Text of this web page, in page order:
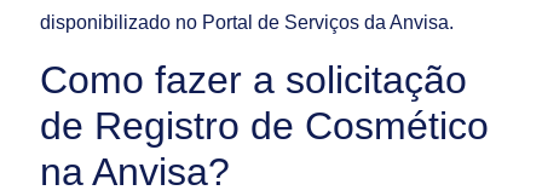
disponibilizado no Portal de Serviços da Anvisa.
Como fazer a solicitação
de Registro de Cosmético
na Anvisa?